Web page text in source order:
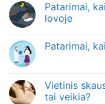
Patarimai,
lovoje
Patarimai,
Vietinis
tai veikia?